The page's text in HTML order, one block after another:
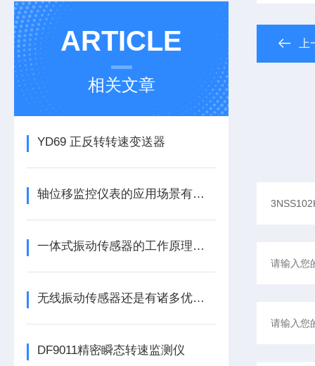
ARTICLE
相关文章
YD69 正反转转速变送器
轴位移监控仪表的应用场景有哪些呢
一体式振动传感器的工作原理是什么？
无线振动传感器还是有诸多优势的
DF9011精密瞬态转速监测仪